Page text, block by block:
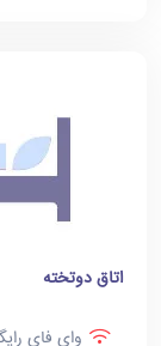
اتاق دوتخته
وای فای